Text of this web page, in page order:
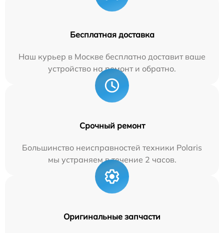
Бесплатная доставка
Наш курьер в Москве бесплатно доставит ваше
устройство на ремонт и обратно.
Срочный ремонт
Большинство неисправностей техники Polaris
мы устраняем в течение 2 часов.
Оригинальные запчасти